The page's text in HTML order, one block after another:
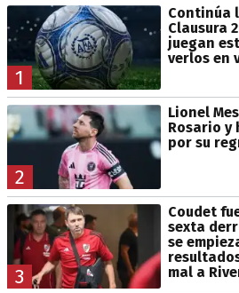
1
Continúa
Clausura
juegan
verlos en
2
Lionel
Rosario y
por su
3
Coudet
sexta
se
mal a